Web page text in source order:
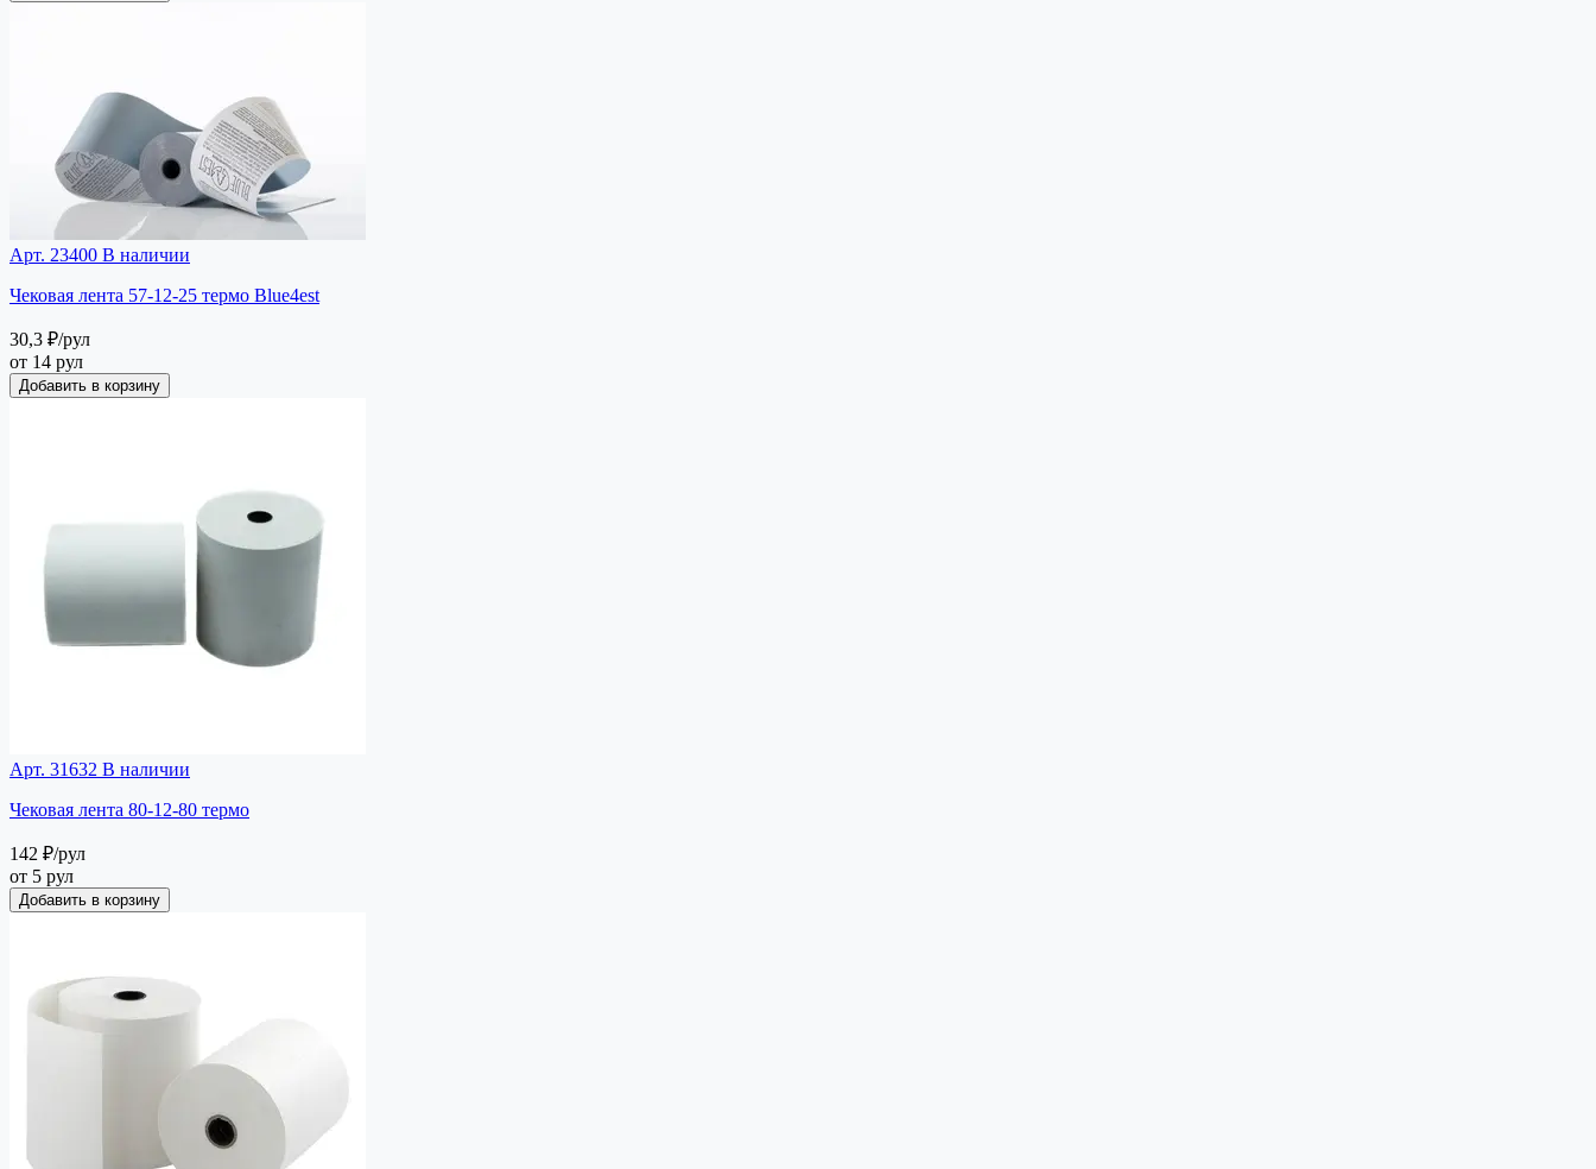
Арт. 23400 В наличии
Чековая лента 57-12-25 термо Blue4est
30,3 ₽/рул
от 14 рул
Добавить в корзину
Арт. 31632 В наличии
Чековая лента 80-12-80 термо
142 ₽/рул
от 5 рул
Добавить в корзину